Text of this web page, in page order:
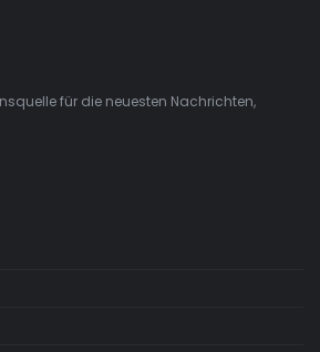
für die neuesten Nachrichten,